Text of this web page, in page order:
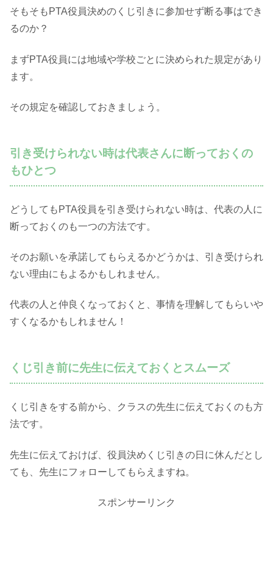
そもそもPTA役員決めのくじ引きに参加せず断る事はでき
るのか？
まずPTA役員には地域や学校ごとに決められた規定があり
ます。
その規定を確認しておきましょう。
引き受けられない時は代表さんに断っておくの
もひとつ
どうしてもPTA役員を引き受けられない時は、代表の人に
断っておくのも一つの方法です。
そのお願いを承諾してもらえるかどうかは、引き受けられ
ない理由にもよるかもしれません。
代表の人と仲良くなっておくと、事情を理解してもらいや
すくなるかもしれません！
くじ引き前に先生に伝えておくとスムーズ
くじ引きをする前から、クラスの先生に伝えておくのも方
法です。
先生に伝えておけば、役員決めくじ引きの日に休んだとし
ても、先生にフォローしてもらえますね。
スポンサーリンク